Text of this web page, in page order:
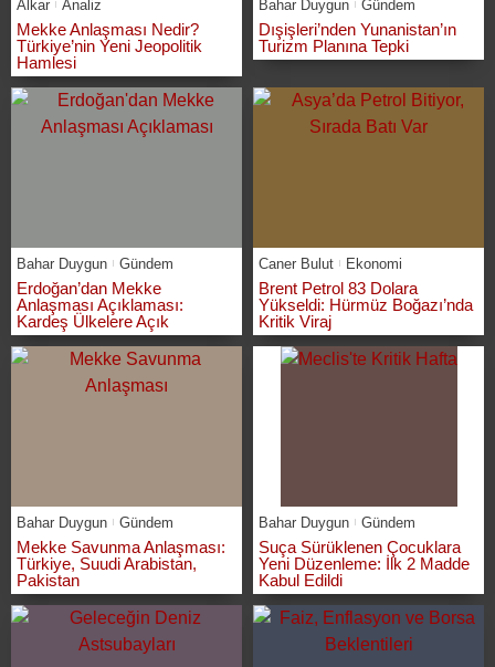
Alkar Analiz
Mekke Anlaşması Nedir?
Türkiye’nin Yeni Jeopolitik
Hamlesi
Bahar Duygun Gündem
Dışişleri’nden Yunanistan’ın
Turizm Planına Tepki
Bahar Duygun Gündem
Erdoğan’dan Mekke
Anlaşması Açıklaması:
Kardeş Ülkelere Açık
Caner Bulut Ekonomi
Brent Petrol 83 Dolara
Yükseldi: Hürmüz Boğazı’nda
Kritik Viraj
Bahar Duygun Gündem
Mekke Savunma Anlaşması:
Türkiye, Suudi Arabistan,
Pakistan
Bahar Duygun Gündem
Suça Sürüklenen Çocuklara
Yeni Düzenleme: İlk 2 Madde
Kabul Edildi